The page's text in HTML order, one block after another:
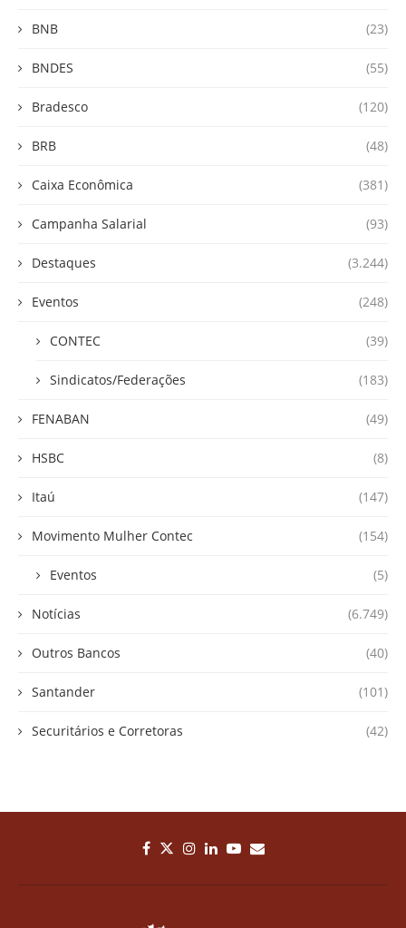
BNB (23)
BNDES (55)
Bradesco (120)
BRB (48)
Caixa Econômica (381)
Campanha Salarial (93)
Destaques (3.244)
Eventos (248)
CONTEC (39)
Sindicatos/Federações (183)
FENABAN (49)
HSBC (8)
Itaú (147)
Movimento Mulher Contec (154)
Eventos (5)
Notícias (6.749)
Outros Bancos (40)
Santander (101)
Securitários e Corretoras (42)